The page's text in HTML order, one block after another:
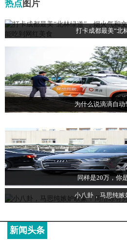
热点 图片
打卡成都最美“北
为什么说滴滴自动
同样是20万，你
小八卦，马思纯嫉
新闻头条